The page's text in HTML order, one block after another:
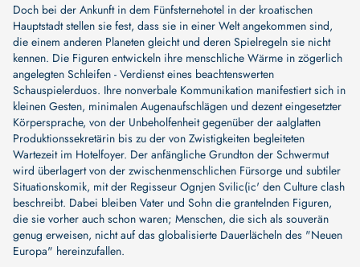
Doch bei der Ankunft in dem Fünfsternehotel in der kroatischen
Hauptstadt stellen sie fest, dass sie in einer Welt angekommen sind,
die einem anderen Planeten gleicht und deren Spielregeln sie nicht
kennen. Die Figuren entwickeln ihre menschliche Wärme in zögerlich
angelegten Schleifen - Verdienst eines beachtenswerten
Schauspielerduos. Ihre nonverbale Kommunikation manifestiert sich in
kleinen Gesten, minimalen Augenaufschlägen und dezent eingesetzter
Körpersprache, von der Unbeholfenheit gegenüber der aalglatten
Produktionssekretärin bis zu der von Zwistigkeiten begleiteten
Wartezeit im Hotelfoyer. Der anfängliche Grundton der Schwermut
wird überlagert von der zwischenmenschlichen Fürsorge und subtiler
Situationskomik, mit der Regisseur Ognjen Svilic(ic' den Culture clash
beschreibt. Dabei bleiben Vater und Sohn die grantelnden Figuren,
die sie vorher auch schon waren; Menschen, die sich als souverän
genug erweisen, nicht auf das globalisierte Dauerlächeln des "Neuen
Europa" hereinzufallen.